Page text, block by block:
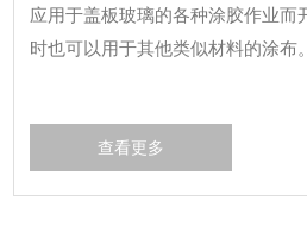
应用于盖板玻璃的各种涂胶作业而
时也可以用于其他类似材料的涂布
查看更多